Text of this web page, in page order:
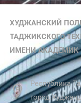
ХУДЖАНСКИЙ
ТАДЖИКСКОГО
ИМЕНИ
Республика
город